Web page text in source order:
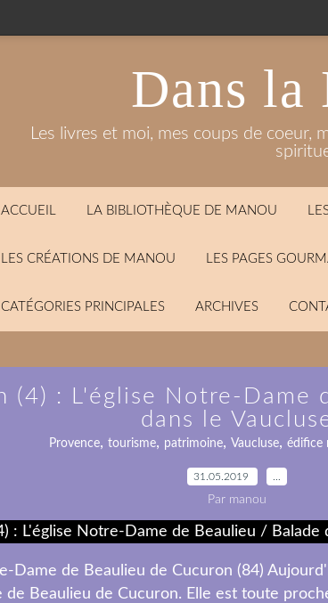
Dans la
Les livres et moi, mes coups de coeur,
ACCUEIL LA BIBLIOTHÈQUE DE MANOU
LES CRÉATIONS DE MANOU LES PAGES
CATÉGORIES PRINCIPALES ARCHIVES
(4) : L'église Notre-Dame
dans le
Provence, tourisme, patrimoine, Vaucluse, édifice
31.05.2019
Par manou
Dame de Beaulieu de Cucuron (84)
de Beaulieu de Cucuron. Elle est toute